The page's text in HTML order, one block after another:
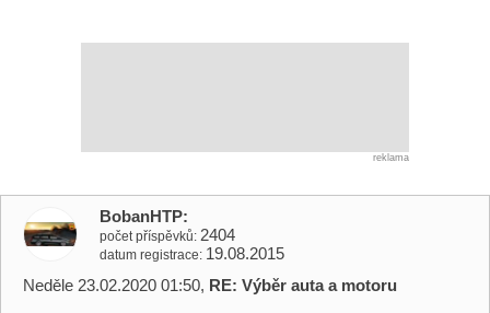
reklama
BobanHTP
počet příspěvků 2404
datum registrace 19.08.2015
Neděle 23.02.2020 01:50, RE: Výběr auta a motoru